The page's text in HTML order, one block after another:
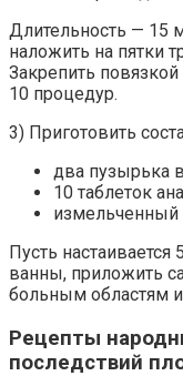
Длительность — 15
наложить на пятки
Закрепить
10 процедур.
3) Приготовить
два пузырька
10 таблеток
измельченный
Пусть
ванны, приложить
больным областям
Рецепты
последствий